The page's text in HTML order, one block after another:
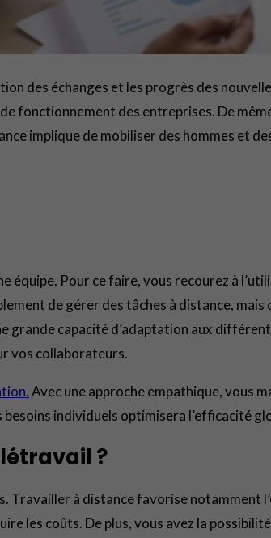
des échanges et les progrès des
fonctionnement des entreprises. De
implique de mobiliser des hommes et
Pour ce faire, vous recourez à
de gérer des tâches à distance,
grande capacité d’adaptation aux
vos collaborateurs.
Avec une approche empathique, vous
individuels optimisera l’efficacité
?
Travailler à distance favorise notamment
les coûts. De plus, vous avez la